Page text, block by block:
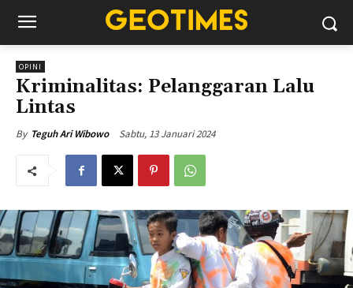
OPINI
Kriminalitas: Pelanggaran Lalu
Lintas
By Teguh Ari Wibowo Sabtu, 13 Januari 2024